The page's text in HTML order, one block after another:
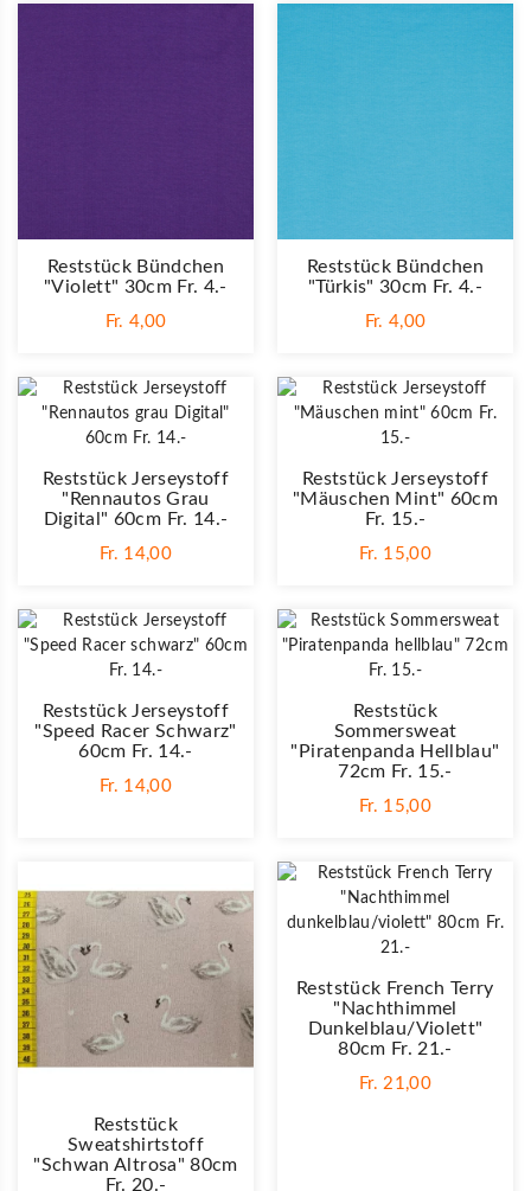
Reststück Bündchen
"violett" 30cm Fr. 4.-
Fr. 4,00
Reststück Bündchen
"türkis" 30cm Fr. 4.-
Fr. 4,00
Reststück Jerseystoff
"Rennautos Grau
Digital" 60cm Fr. 14.-
Fr. 14,00
Reststück Jerseystoff
"Mäuschen Mint" 60cm
Fr. 15.-
Fr. 15,00
Reststück Jerseystoff
"Speed Racer Schwarz"
60cm Fr. 14.-
Fr. 14,00
Reststück
Sommersweat
"Piratenpanda Hellblau"
72cm Fr. 15.-
Fr. 15,00
Reststück
Sweatshirtstoff
"Schwan Altrosa" 80cm
Fr. 20.-
Reststück French Terry
"Nachthimmel
Dunkelblau/violett"
80cm Fr. 21.-
Fr. 21,00